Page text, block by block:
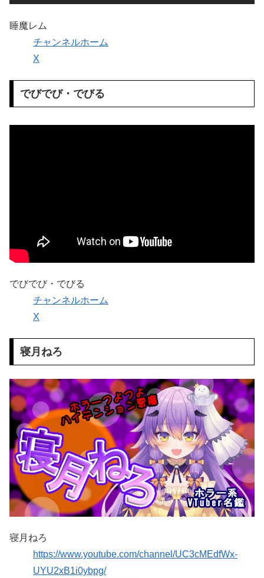
睡魔レム
チャンネルホーム
X
でびでび・でびる
でびでび・でびる
チャンネルホーム
X
寝月ねろ
寝月ねろ
https://www.youtube.com/channel/UC3cMEdfWx-
UYU2xB1i0ybpg/